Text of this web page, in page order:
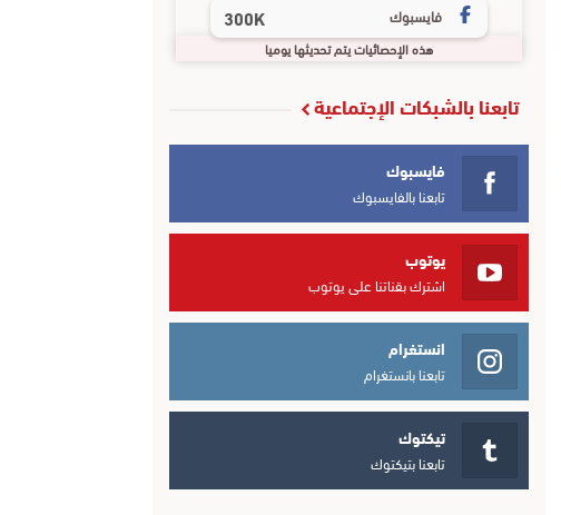
فايسبوك 300K
هذه الإحصائيات يتم تحديثها يوميا
تابعنا بالشبكات الإجتماعية
فايسبوك
تابعنا بالفايسبوك
يوتوب
اشترك بقناتنا على يوتوب
انستغرام
تابعنا بانستغرام
تيكتوك
تابعنا بتيكتوك